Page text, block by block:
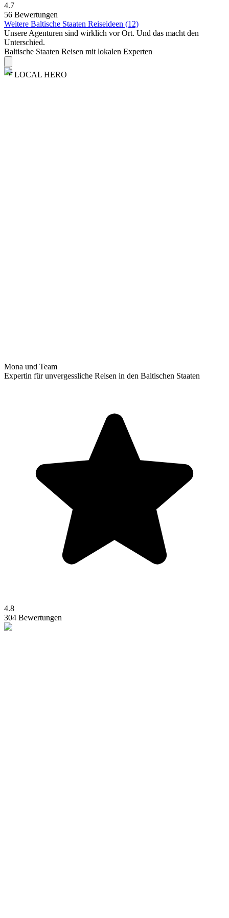
4.7
56 Bewertungen
Weitere Baltische Staaten Reiseideen (12)
Unsere Agenturen sind wirklich vor Ort. Und das macht den
Unterschied.
Baltische Staaten Reisen mit lokalen Experten
LOCAL HERO
Mona und Team
Expertin für unvergessliche Reisen in den Baltischen Staaten
4.8
304 Bewertungen